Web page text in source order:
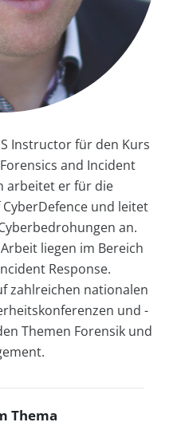
Instructor für den Kurs
and Incident
arbeitet er für die
und leitet
an.
liegen im Bereich
Response.
zahlreichen nationalen
und -
Themen Forensik und
Thema